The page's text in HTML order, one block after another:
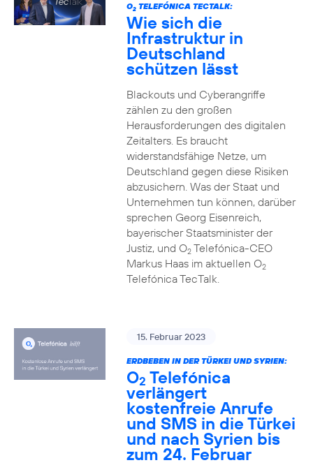
O2TELEFÓNICA TECTALK:
Wie sich die
Infrastruktur in
Deutschland
schützen lässt
Blackouts und Cyberangriffe
zählen zu den großen
Herausforderungen des digitalen
Zeitalters. Es braucht
widerstandsfähige Netze, um
Deutschland gegen diese Risiken
abzusichern. Was der Staat und
Unternehmen tun können, darüber
sprechen Georg Eisenreich,
bayerischer Staatsminister der
Justiz, und O2Telefónica-CEO
Markus Haas im aktuellen O2
Telefónica TecTalk.
15. Februar 2023
ERDBEBEN IN DER TÜRKEI UND SYRIEN:
O2 Telefónica
verlängert
kostenfreie Anrufe
und SMS in die Türkei
und nach Syrien bis
zum 24. Februar